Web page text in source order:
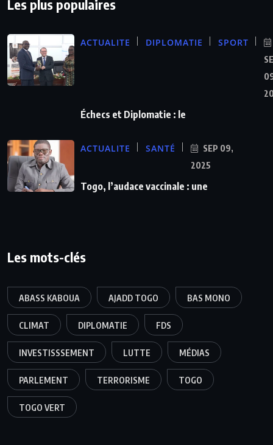
Les plus populaires
ACTUALITE DIPLOMATIE SPORT
Échecs et Diplomatie : le
ACTUALITE SANTÉ
SEP 09,
2025
Togo, l’audace vaccinale : une
Les mots-clés
ABASS KABOUA AJADD TOGO BAS MONO
CLIMAT DIPLOMATIE FDS
INVESTISSSEMENT LUTTE MÉDIAS
PARLEMENT TERRORISME TOGO
TOGO VERT